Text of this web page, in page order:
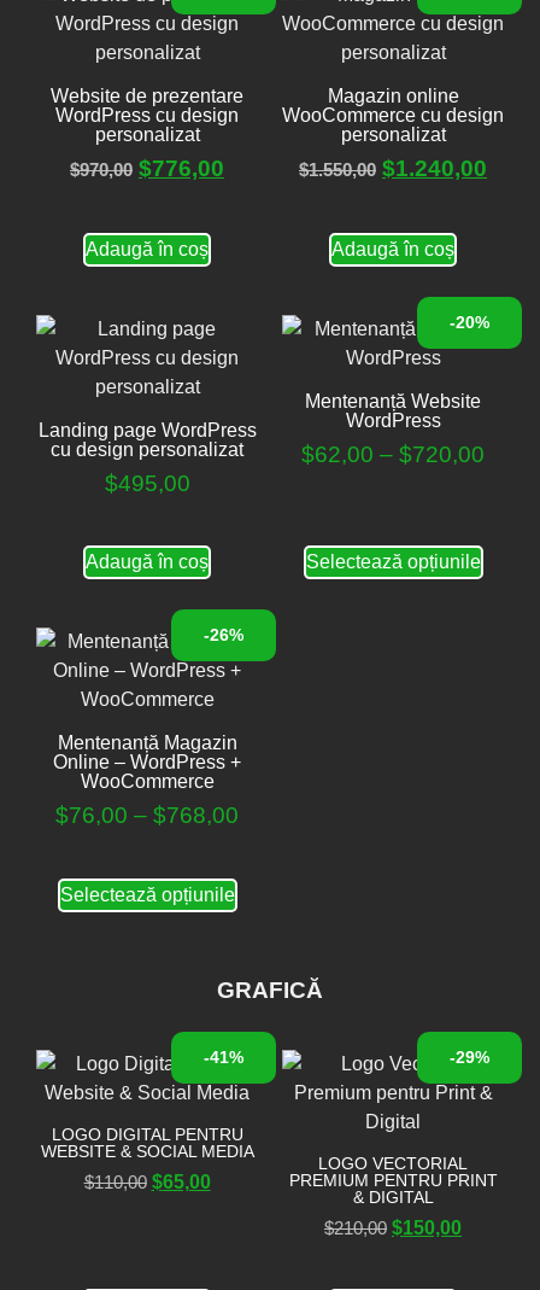
Website de prezentare
WordPress cu design
personalizat
$970,00 $776,00
Adaugă în coș
Magazin online
WooCommerce cu design
personalizat
$1.550,00 $1.240,00
Adaugă în coș
Landing page WordPress
cu design personalizat
$495,00
Adaugă în coș
-20%
Mentenanță Website
WordPress
$62,00 – $720,00
Selectează opțiunile
-26%
Mentenanță Magazin
Online – WordPress +
WooCommerce
$76,00 – $768,00
Selectează opțiunile
GRAFICĂ
-41%
LOGO DIGITAL PENTRU
WEBSITE & SOCIAL MEDIA
$110,00 $65,00
-29%
LOGO VECTORIAL
PREMIUM PENTRU PRINT
& DIGITAL
$210,00 $150,00